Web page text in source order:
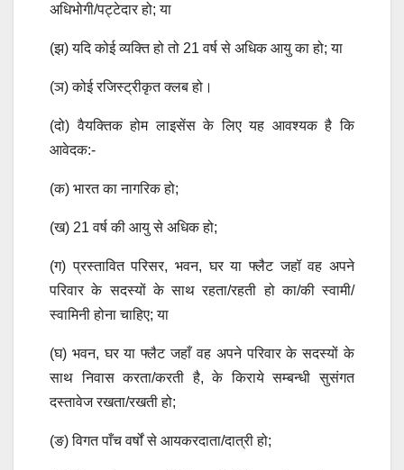
अधिभोगी/पट्टेदार हो; या
(झ) यदि कोई व्यक्ति हो तो 21 वर्ष से अधिक आयु का हो; या
(ञ) कोई रजिस्ट्रीकृत क्लब हो।
(दो) वैयक्तिक होम लाइसेंस के लिए यह आवश्यक है कि
आवेदक:-
(क) भारत का नागरिक हो;
(ख) 21 वर्ष की आयु से अधिक हो;
(ग) प्रस्तावित परिसर, भवन, घर या फ्लैट जहॉ वह अपने
परिवार के सदस्यों के साथ रहता/रहती हो का/की स्वामी/
स्वामिनी होना चाहिए; या
(घ) भवन, घर या फ्लैट जहाँ वह अपने परिवार के सदस्यों के
साथ निवास करता/करती है, के किराये सम्बन्धी सुसंगत
दस्तावेज रखता/रखती हो;
(ङ) विगत पाँच वर्षों से आयकरदाता/दात्री हो;